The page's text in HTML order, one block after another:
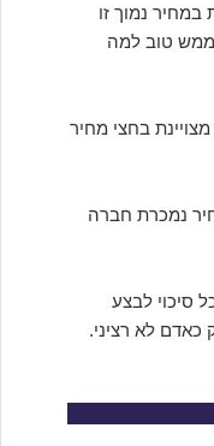
נמוך זו
ממש טוב למה
בחצי מחיר
נמכרת חברה
סיכוי לבצע
לא רציני.